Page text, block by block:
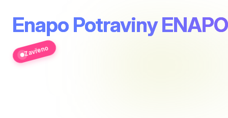
Enapo Potraviny
Zavřeno